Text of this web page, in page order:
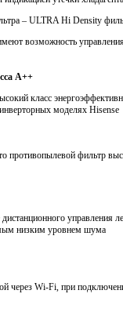
– ULTRA Hi Density
возможность
А++
класс
моделях Hisense
фильтр
управления
низким уровнем шума
через Wi-Fi, при